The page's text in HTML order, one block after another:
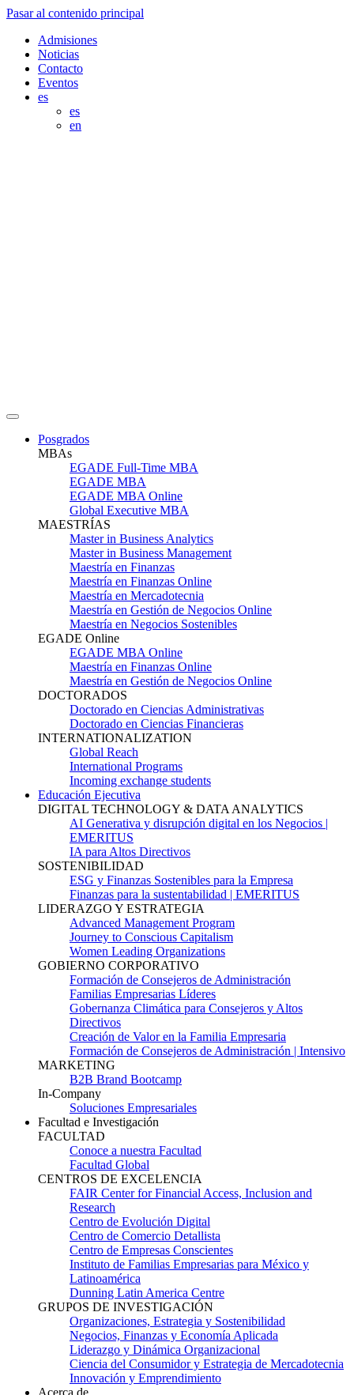
Pasar al contenido principal
Admisiones
Noticias
Contacto
Eventos
es
es
en
Posgrados
MBAs
EGADE Full-Time MBA
EGADE MBA
EGADE MBA Online
Global Executive MBA
MAESTRÍAS
Master in Business Analytics
Master in Business Management
Maestría en Finanzas
Maestría en Finanzas Online
Maestría en Mercadotecnia
Maestría en Gestión de Negocios Online
Maestría en Negocios Sostenibles
EGADE Online
EGADE MBA Online
Maestría en Finanzas Online
Maestría en Gestión de Negocios Online
DOCTORADOS
Doctorado en Ciencias Administrativas
Doctorado en Ciencias Financieras
INTERNATIONALIZATION
Global Reach
International Programs
Incoming exchange students
Educación Ejecutiva
DIGITAL TECHNOLOGY & DATA ANALYTICS
AI Generativa y disrupción digital en los Negocios |
EMERITUS
IA para Altos Directivos
SOSTENIBILIDAD
ESG y Finanzas Sostenibles para la Empresa
Finanzas para la sustentabilidad | EMERITUS
LIDERAZGO Y ESTRATEGIA
Advanced Management Program
Journey to Conscious Capitalism
Women Leading Organizations
GOBIERNO CORPORATIVO
Formación de Consejeros de Administración
Familias Empresarias Líderes
Gobernanza Climática para Consejeros y Altos
Directivos
Creación de Valor en la Familia Empresaria
Formación de Consejeros de Administración | Intensivo
MARKETING
B2B Brand Bootcamp
In-Company
Soluciones Empresariales
Facultad e Investigación
FACULTAD
Conoce a nuestra Facultad
Facultad Global
CENTROS DE EXCELENCIA
FAIR Center for Financial Access, Inclusion and
Research
Centro de Evolución Digital
Centro de Comercio Detallista
Centro de Empresas Conscientes
Instituto de Familias Empresarias para México y
Latinoamérica
Dunning Latin America Centre
GRUPOS DE INVESTIGACIÓN
Organizaciones, Estrategia y Sostenibilidad
Negocios, Finanzas y Economía Aplicada
Liderazgo y Dinámica Organizacional
Ciencia del Consumidor y Estrategia de Mercadotecnia
Innovación y Emprendimiento
Acerca de